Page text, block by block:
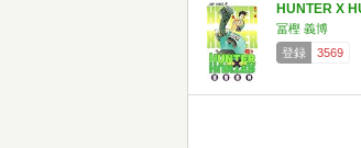
HUNTER X
冨樫 義博
登録
3569